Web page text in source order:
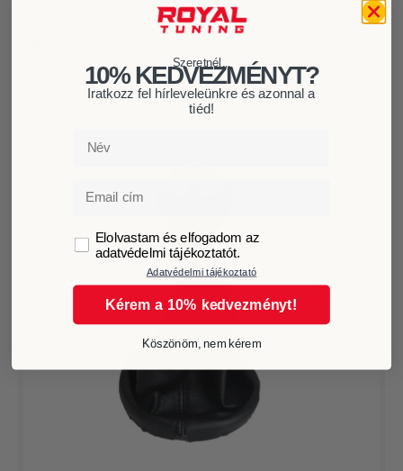
6.490Ft
Szeretnél...
10% KEDVEZMÉNYT?
Iratkozz fel hírleveleünkre és azonnal a
tiéd!
Név
Email
GDPRElolvastam és elfogadom az
adatvédelmi tájékoztatót.
Adatvédelmi tájékoztató
Kérem a 10% kedvezményt!
Köszönöm, nem kérem